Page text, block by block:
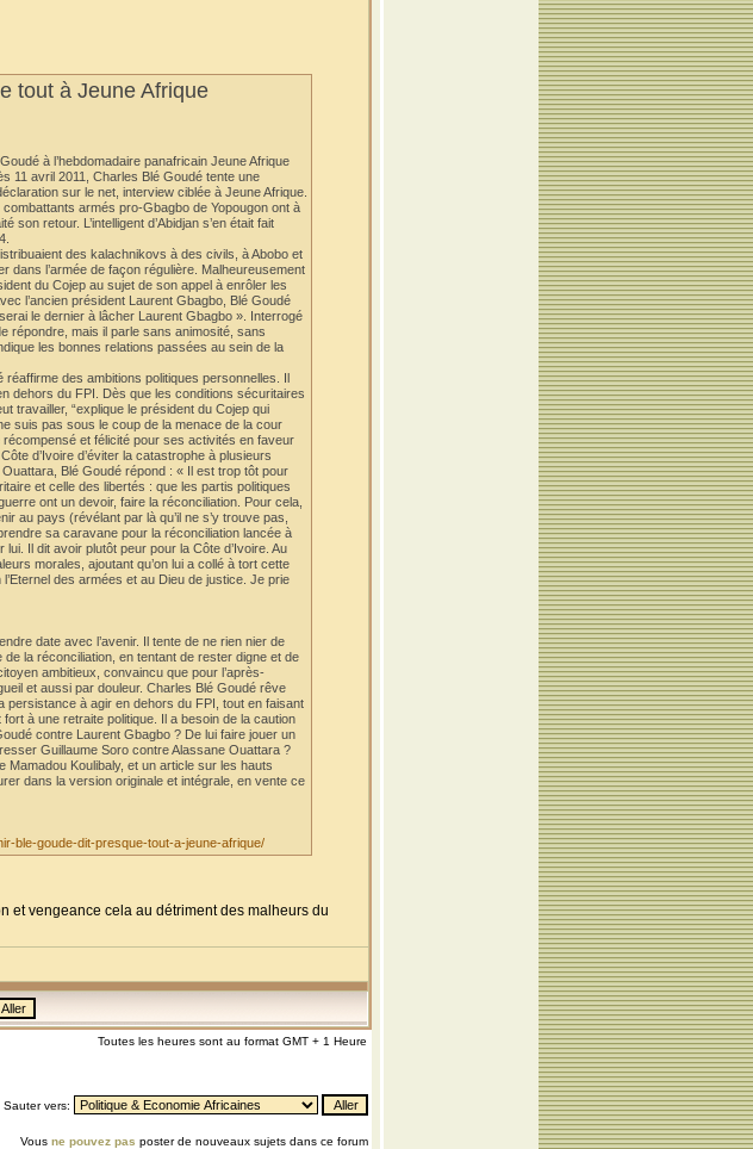
tout à Jeune Afrique
à l’hebdomadaire panafricain Jeune Afrique
11 avril 2011, Charles Blé Goudé tente une
sur le net, interview ciblée à Jeune Afrique.
armés pro-Gbagbo de Yopougon ont à
retour. L’intelligent d’Abidjan s’en était fait
des kalachnikovs à des civils, à Abobo et
dans l’armée de façon régulière. Malheureusement
du Cojep au sujet de son appel à enrôler les
l’ancien président Laurent Gbagbo, Blé Goudé
le dernier à lâcher Laurent Gbagbo ». Interrogé
répondre, mais il parle sans animosité, sans
les bonnes relations passées au sein de la
des ambitions politiques personnelles. Il
dehors du FPI. Dès que les conditions sécuritaires
travailler, “explique le président du Cojep qui
suis pas sous le coup de la menace de la cour
récompensé et félicité pour ses activités en faveur
d’Ivoire d’éviter la catastrophe à plusieurs
Blé Goudé répond : « Il est trop tôt pour
et celle des libertés : que les partis politiques
ont un devoir, faire la réconciliation. Pour cela,
au pays (révélant par là qu’il ne s’y trouve pas,
sa caravane pour la réconciliation lancée à
Il dit avoir plutôt peur pour la Côte d’Ivoire. Au
morales, ajoutant qu’on lui a collé à tort cette
des armées et au Dieu de justice. Je prie
date avec l’avenir. Il tente de ne rien nier de
la réconciliation, en tentant de rester digne et de
ambitieux, convaincu que pour l’après-
et aussi par douleur. Charles Blé Goudé rêve
persistance à agir en dehors du FPI, tout en faisant
à une retraite politique. Il a besoin de la caution
contre Laurent Gbagbo ? De lui faire jouer un
Guillaume Soro contre Alassane Ouattara ?
Mamadou Koulibaly, et un article sur les hauts
dans la version originale et intégrale, en vente ce
ble-goude-dit-presque-tout-a-jeune-afrique/
et vengeance cela au détriment des malheurs du
Toutes les heures sont au format GMT + 1 Heure
Sauter vers:
Vous ne pouvez pas poster de nouveaux sujets dans ce forum